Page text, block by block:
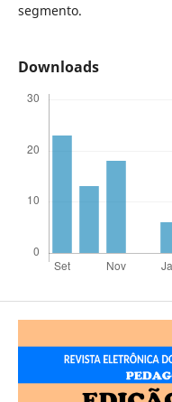
segmento.
Downloads